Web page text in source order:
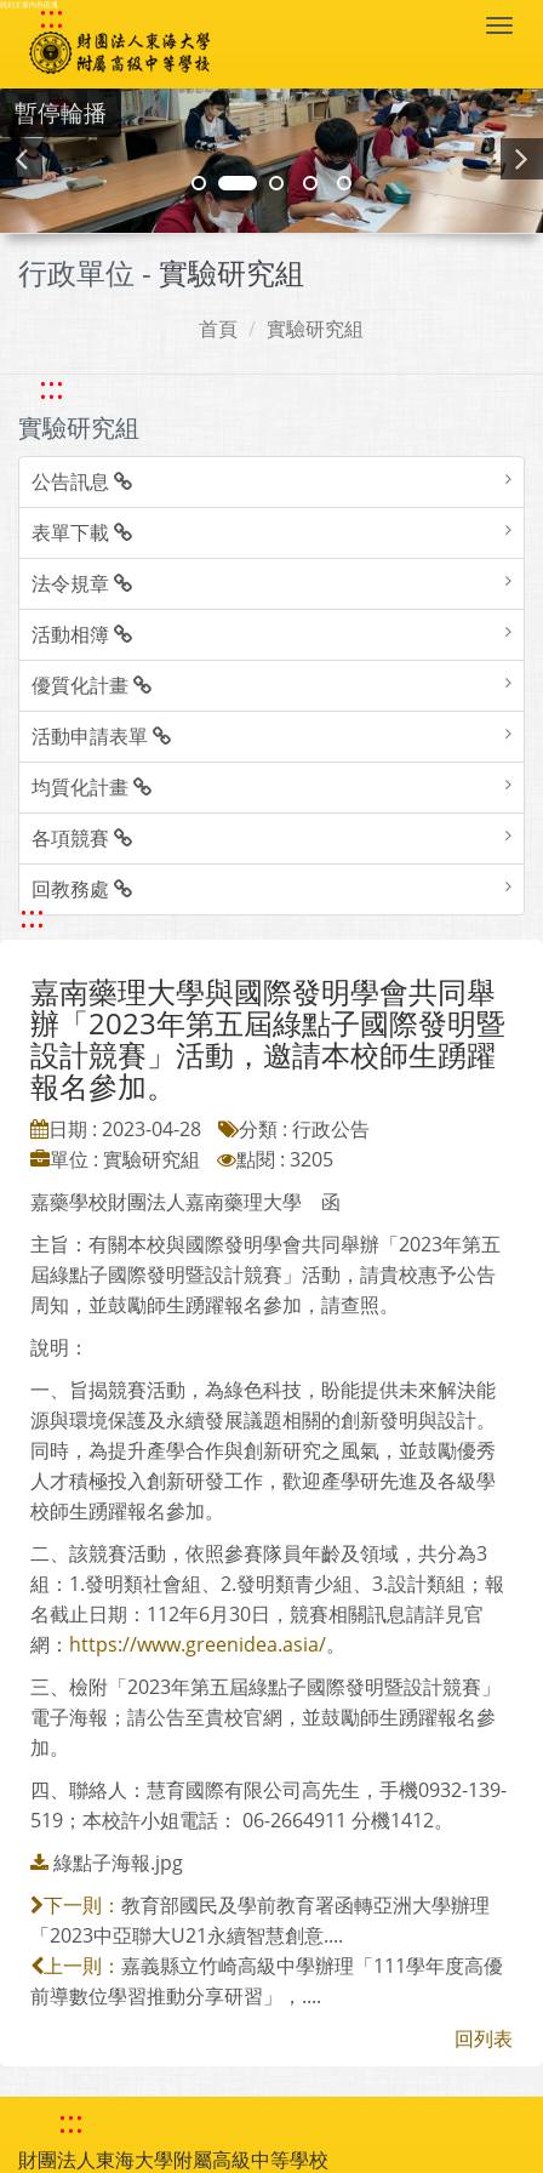
跳到主要內容區塊
:::
暫停輪播
行政單位 - 實驗研究組
首頁 實驗研究組
:::
實驗研究組
公告訊息
表單下載
法令規章
活動相簿
優質化計畫
活動申請表單
均質化計畫
各項競賽
回教務處
:::
嘉南藥理大學與國際發明學會共同舉
辦「2023年第五屆綠點子國際發明暨
設計競賽」活動，邀請本校師生踴躍
報名參加。
日期 : 2023-04-28
分類 : 行政公告
單位 : 實驗研究組
點閱 : 3205
嘉藥學校財團法人嘉南藥理大學 函
主旨：有關本校與國際發明學會共同舉辦「2023年第五
屆綠點子國際發明暨設計競賽」活動，請貴校惠予公告
周知，並鼓勵師生踴躍報名參加，請查照。
說明：
一、旨揭競賽活動，為綠色科技，盼能提供未來解決能
源與環境保護及永續發展議題相關的創新發明與設計。
同時，為提升產學合作與創新研究之風氣，並鼓勵優秀
人才積極投入創新研發工作，歡迎產學研先進及各級學
校師生踴躍報名參加。
二、該競賽活動，依照參賽隊員年齡及領域，共分為3
組：1.發明類社會組、2.發明類青少組、3.設計類組；報
名截止日期：112年6月30日，競賽相關訊息請詳見官
網： https://www.greenidea.asia/。
三、檢附「2023年第五屆綠點子國際發明暨設計競賽」
電子海報；請公告至貴校官網，並鼓勵師生踴躍報名參
加。
四、聯絡人：慧育國際有限公司高先生，手機0932-139-
519；本校許小姐電話： 06-2664911 分機1412。
綠點子海報.jpg
下一則： 教育部國民及學前教育署函轉亞洲大學辦理
「2023中亞聯大U21永續智慧創意....
上一則： 嘉義縣立竹崎高級中學辦理「111學年度高優
前導數位學習推動分享研習」，....
回列表
:::
財團法人東海大學附屬高級中等學校